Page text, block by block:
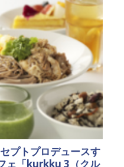
プトプロデュースす
ェ「kurkku 3（クル